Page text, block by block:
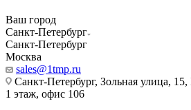
Ваш город
Санкт-Петербург
Санкт-Петербург
Москва
sales@1tmp.ru
Санкт-Петербург, Зольная улица,
1 этаж, офис 106